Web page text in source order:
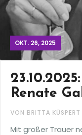
OKT. 26, 2025
Renate
VON BRITTA KÜSPERT
Mit großer Trauer